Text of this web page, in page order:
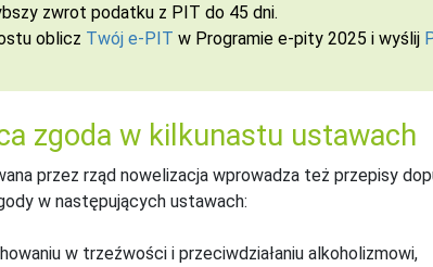
zwrot podatku z PIT do 45 dni.
oblicz Twój e-PIT w Programie e-pity 2025 i wyślij
zgoda w kilkunastu ustawach
przez rząd nowelizacja wprowadza też przepisy
w następujących ustawach:
w trzeźwości i przeciwdziałaniu alkoholizmowi,